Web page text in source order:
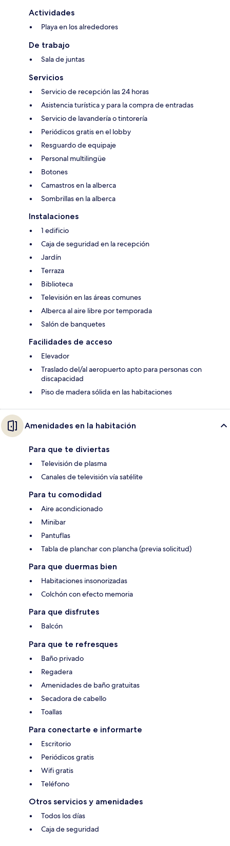
Actividades
Playa en los alrededores
De trabajo
Sala de juntas
Servicios
Servicio de recepción las 24 horas
Asistencia turística y para la compra de entradas
Servicio de lavandería o tintorería
Periódicos gratis en el lobby
Resguardo de equipaje
Personal multilingüe
Botones
Camastros en la alberca
Sombrillas en la alberca
Instalaciones
1 edificio
Caja de seguridad en la recepción
Jardín
Terraza
Biblioteca
Televisión en las áreas comunes
Alberca al aire libre por temporada
Salón de banquetes
Facilidades de acceso
Elevador
Traslado del/al aeropuerto apto para personas con
discapacidad
Piso de madera sólida en las habitaciones
Amenidades en la habitación
Para que te diviertas
Televisión de plasma
Canales de televisión vía satélite
Para tu comodidad
Aire acondicionado
Minibar
Pantuflas
Tabla de planchar con plancha (previa solicitud)
Para que duermas bien
Habitaciones insonorizadas
Colchón con efecto memoria
Para que disfrutes
Balcón
Para que te refresques
Baño privado
Regadera
Amenidades de baño gratuitas
Secadora de cabello
Toallas
Para conectarte e informarte
Escritorio
Periódicos gratis
Wifi gratis
Teléfono
Otros servicios y amenidades
Todos los días
Caja de seguridad